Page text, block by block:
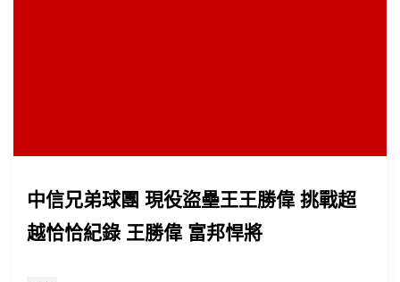
中信兄弟球團 現役盜壘王王勝偉 挑戰超
越恰恰紀錄 王勝偉 富邦悍將